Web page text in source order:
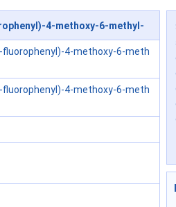
4-methoxy-6-methyl-
fluorophenyl)-4-methoxy-6-meth
fluorophenyl)-4-methoxy-6-meth